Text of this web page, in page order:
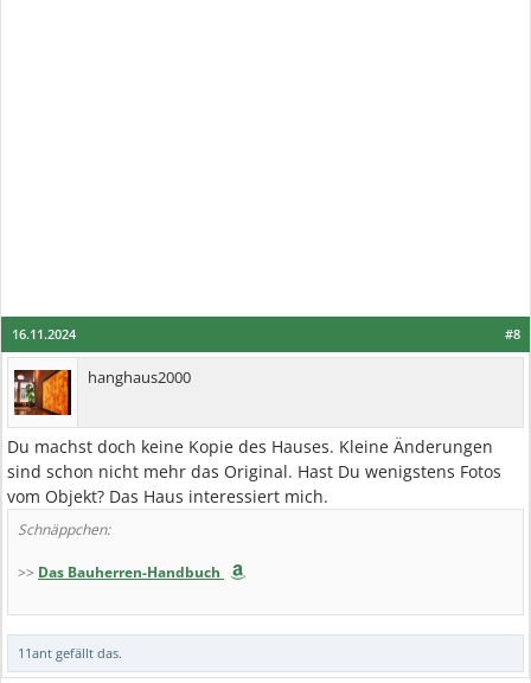
#8
16.11.2024
hanghaus2000
Du machst doch keine Kopie des Hauses. Kleine Änderungen
sind schon nicht mehr das Original. Hast Du wenigstens Fotos
vom Objekt? Das Haus interessiert mich.
Schnäppchen:
>> Das Bauherren-Handbuch
11ant gefällt das.